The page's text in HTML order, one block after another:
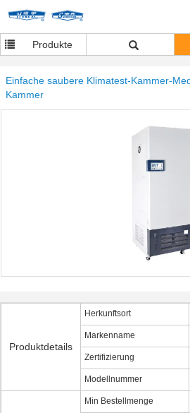
Produkte
Einfache saubere Klimatest-Kammer-
Kammer
Produktdetails
Herkunftsort
Markenname
Zertifizierung
Modellnummer
Min Bestellmenge